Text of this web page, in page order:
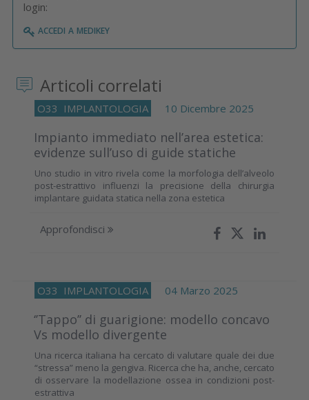
login:
accedi a medikey
Articoli correlati
O33 IMPLANTOLOGIA 10 Dicembre 2025
Impianto immediato nell’area estetica:
evidenze sull’uso di guide statiche
Uno studio in vitro rivela come la morfologia dell’alveolo
post-estrattivo influenzi la precisione della chirurgia
implantare guidata statica nella zona estetica
Approfondisci
O33 IMPLANTOLOGIA 04 Marzo 2025
‘’Tappo’’ di guarigione: modello concavo
Vs modello divergente
Una ricerca italiana ha cercato di valutare quale dei due
“stressa” meno la gengiva. Ricerca che ha, anche, cercato
di osservare la modellazione ossea in condizioni post-
estrattiva